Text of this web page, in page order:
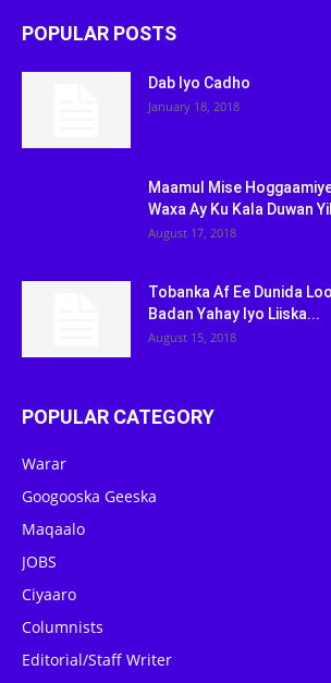
POPULAR POSTS
Dab Iyo Cadho
January 18, 2018
Maamul Mise
Waxa Ay Ku Kala Duwan
August 17, 2018
Tobanka Af Ee Dunida
Badan Yahay Iyo Liiska...
August 15, 2018
POPULAR CATEGORY
Warar
Googooska Geeska
Maqaalo
JOBS
Ciyaaro
Columnists
Editorial/Staff Writer